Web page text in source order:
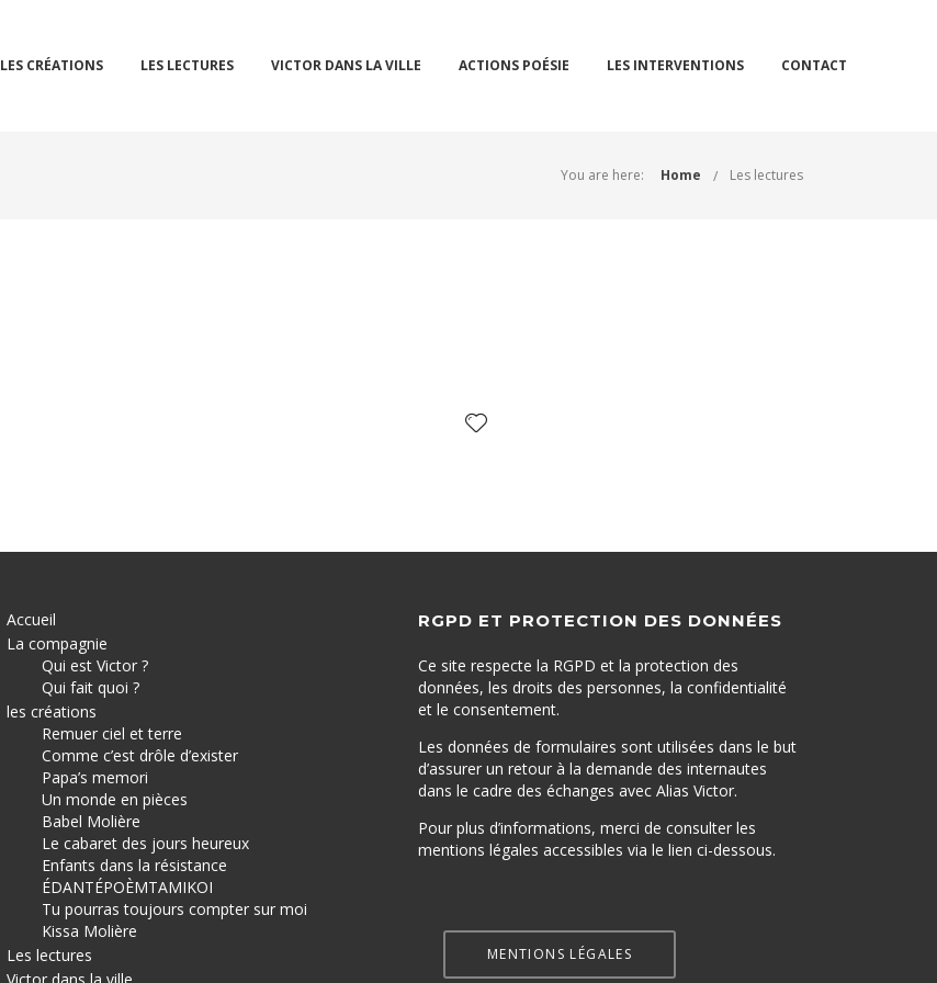
LES CRÉATIONS LES LECTURES VICTOR DANS LA VILLE ACTIONS POÉSIE LES INTERVENTIONS CONTACT
You are here: Home Les lectures
Accueil
La compagnie
Qui est Victor ?
Qui fait quoi ?
les créations
Remuer ciel et terre
Comme c’est drôle d’exister
Papa’s memori
Un monde en pièces
Babel Molière
Le cabaret des jours heureux
Enfants dans la résistance
ÉDANTÉPOÈMTAMIKOI
Tu pourras toujours compter sur moi
Kissa Molière
Les lectures
RGPD ET PROTECTION DES DONNÉES
Ce site respecte la RGPD et la protection des
données, les droits des personnes, la confidentialité
et le consentement.
Les données de formulaires sont utilisées dans le but
d’assurer un retour à la demande des internautes
dans le cadre des échanges avec Alias Victor.
Pour plus d’informations, merci de consulter les
mentions légales accessibles via le lien ci-dessous.
MENTIONS LÉGALES